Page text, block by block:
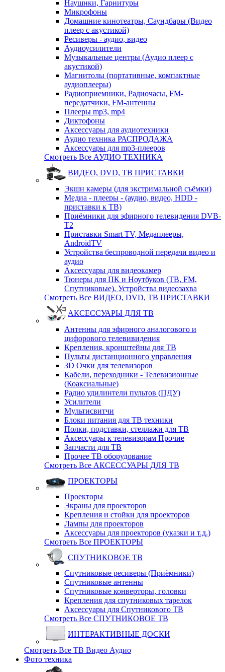
Наушнки, Гарнитуры
Микрофоны
Домашние кинотеатры, Саундбары (Видео
плеер с акустикой)
Ресиверы - аудио, видео
Аудиоусилители
Музыкальные центры (Аудио плеер с
акустикой)
Магнитолы (портативные, компактные
аудиоплееры)
Радиоприемники, Радиочасы, FM-
передатчики, FM-антенны
Плееры mp3, mp4
Диктофоны
Аксессуары для аудиотехники
Аудио техника РАСПРОДАЖА
Аксессуары для mp3-плееров
Смотреть Все АУДИО ТЕХНИКА
ВИДЕО, DVD, ТВ ПРИСТАВКИ
Экшн камеры (для экстримальной съёмки)
Медиа - плееры - (аудио, видео, HDD -
приставки к ТВ)
Приёмники для эфирного телевидения DVB-
T2
Приставки Smart TV, Медаплееры,
AndroidTV
Устройства беспроводной передачи видео и
аудио
Аксессуары для видеокамер
Тюнеры для ПК и Ноутбуков (ТВ, FM,
Спутниковые), Устройства видеозахва
Смотреть Все ВИДЕО, DVD, ТВ ПРИСТАВКИ
АКСЕССУАРЫ ДЛЯ ТВ
Антенны для эфирного аналогового и
цифорового телевивидения
Крепления, кронштейны для ТВ
Пульты дистанционного управления
3D Очки для телевизоров
Кабели, переходники - Телевизионные
(Коаксиальные)
Радио удилинтели пультов (ПДУ)
Усилители
Мультисвитчи
Блоки питания для ТВ техники
Полки, подставки, стеллажи для ТВ
Аксессуары к телевизорам Прочие
Запчасти для ТВ
Прочее ТВ оборудование
Смотреть Все АКСЕССУАРЫ ДЛЯ ТВ
ПРОЕКТОРЫ
Проекторы
Экраны для проекторов
Крепления и стойки для проекторов
Лампы для проекторов
Аксессуары для проекторов (указки и т.д.)
Смотреть Все ПРОЕКТОРЫ
СПУТНИКОВОЕ ТВ
Спутниковые ресиверы (Приёмники)
Спутниковые антенны
Спутниковые конверторы, головки
Крепления для спутниковых тарелок
Аксессуары для Спутникового ТВ
Смотреть Все СПУТНИКОВОЕ ТВ
ИНТЕРАКТИВНЫЕ ДОСКИ
Смотреть Все ТВ Видео Аудио
Фото техника